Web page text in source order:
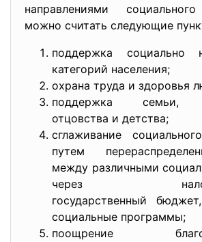
направлениями
можно считать следующие
поддержка социально
категорий населения;
охрана труда и здоровья
поддержка семьи,
отцовства и детства;
сглаживание
путем
между различными
через
государственный
социальные программы;
поощрение